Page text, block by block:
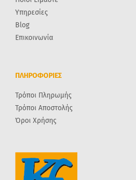
Υπηρεσίες
Blog
Επικοινωνία
ΠΛΗΡΟΦΟΡΙΕΣ
Τρόποι Πληρωμής
Τρόποι Αποστολής
Όροι Χρήσης